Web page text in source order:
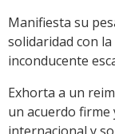
Manifiesta su
solidaridad con
inconducente
Exhorta a un
un acuerdo firme